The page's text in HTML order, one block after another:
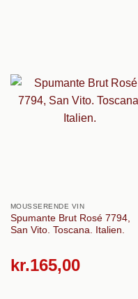
MOUSSERENDE VIN
Spumante Brut Rosé 7794,
San Vito. Toscana. Italien.
kr.165,00